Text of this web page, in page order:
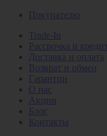
Покупателю
Trade-In
Рассрочка и кредит
Доставка и оплата
Возврат и обмен
Гарантии
О нас
Акции
Блог
Контакты